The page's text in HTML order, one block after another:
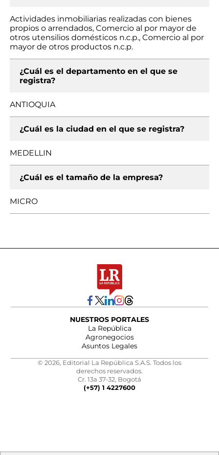
Actividades inmobiliarias realizadas con bienes
propios o arrendados, Comercio al por mayor de
otros utensilios domésticos n.c.p., Comercio al por
mayor de otros productos n.c.p.
¿Cuál es el departamento en el que se
registra?
ANTIOQUIA
¿Cuál es la ciudad en el que se registra?
MEDELLIN
¿Cuál es el tamaño de la empresa?
MICRO
NUESTROS PORTALES
La República
Agronegocios
Asuntos Legales
© 2026, Editorial La República S.A.S. Todos los
derechos reservados.
Cr. 13a 37-32, Bogotá
(+57) 1 4227600